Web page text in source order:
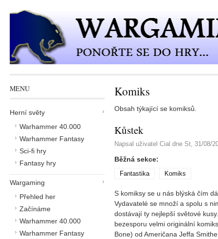
Komiks
Obsah týkající se komiksů.
Kůstek
Napsal uživatel Cial dne St, 31/08/
Běžná sekce:
Fantastika Komiks
S komiksy se u nás blýská čím
Vydavatelé se množí a spolu s
dostávají ty nejlepší světové
bezesporu velmi originální
Bone) od Američana Jeffa
MENU
Herní světy
Warhammer 40.000
Warhammer Fantasy
Sci-fi hry
Fantasy hry
Wargaming
Přehled her
Začínáme
Warhammer 40.000
Warhammer Fantasy